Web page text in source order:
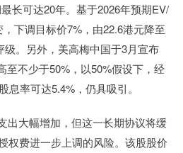
长可达20年。基于2026年预期EV/
下调目标价7%，由22.6港元降至
级。另外，美高梅中国于3月宣布
至不少于50%，以50%假设下，经
息率可达5.4%，仍具吸引。
大幅增加，但这一长期协议将缓
权费进一步上调的风险。该股股价